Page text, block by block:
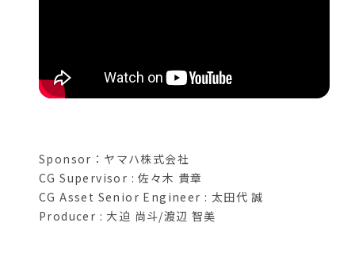
Sponsor：ヤマハ株式会社
CG Supervisor : 佐々木 貴章
CG Asset Senior Engineer : 太田代 誠
Producer : 大迫 尚斗/渡辺 智美